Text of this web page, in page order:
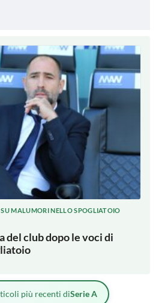
MALUMORI NELLO SPOGLIATOIO
del club dopo le voci di
più recenti diSerie A